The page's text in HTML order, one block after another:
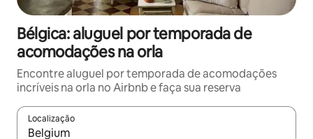
Bélgica: aluguel por temporada de
acomodações na orla
Encontre aluguel por temporada de acomodações
incríveis na orla no Airbnb e faça sua reserva
Localização
Quando os resultados estiverem disponíveis, explore-os